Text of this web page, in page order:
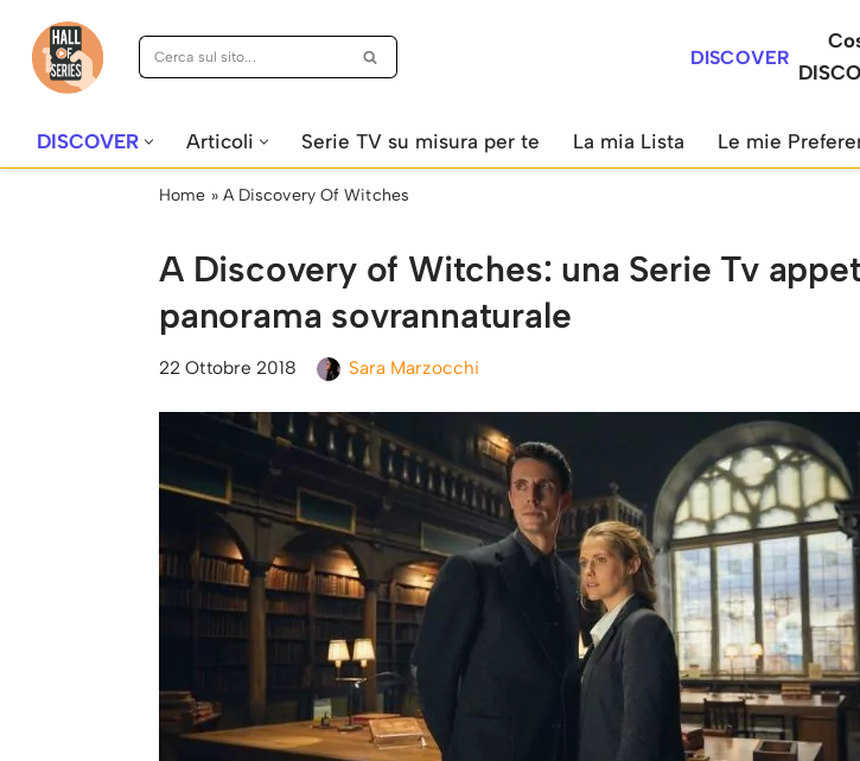
Vai
DISCOVER
DISCOVER Articoli Serie TV su misura per te La mia Lista Le mie
Home » A Discovery Of Witches
A Discovery of Witches: una Serie Tv
panorama sovrannaturale
22 Ottobre 2018 Sara Marzocchi